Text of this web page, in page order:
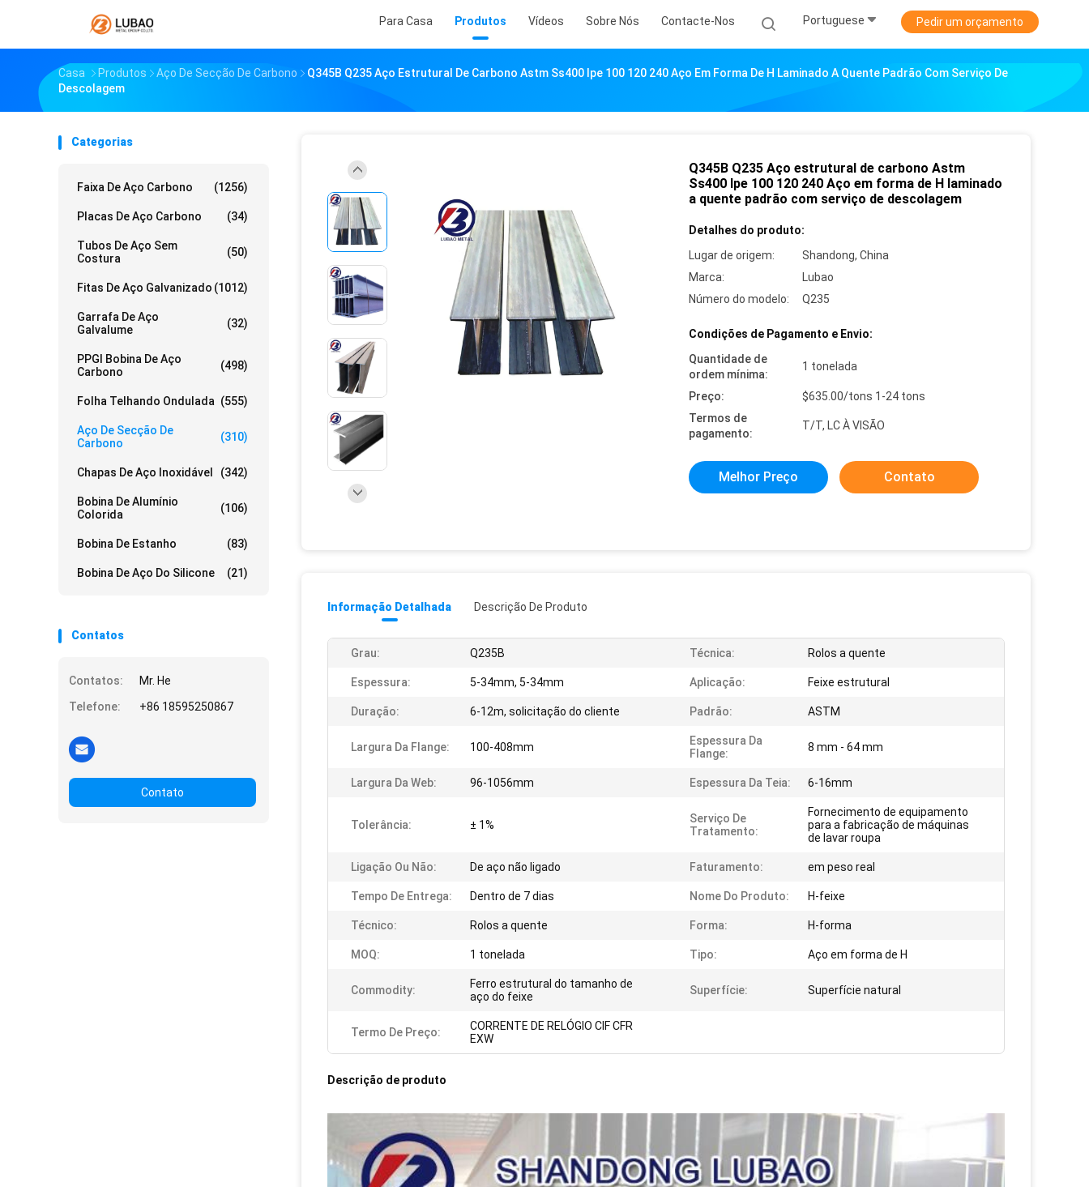
Para Casa Produtos Vídeos Sobre Nós Contacte-Nos Portuguese Pedir um orçamento
Casa Produtos Aço De Secção De Carbono
Q345B Q235 Aço Estrutural De Carbono Astm Ss400 Ipe 100 120 240 Aço Em Forma De H Laminado A Quente Padrão Com Serviço De
Descolagem
Categorias
Faixa De Aço Carbono (1256)
Placas De Aço Carbono (34)
Tubos De Aço Sem
Costura
(50)
Fitas De Aço Galvanizado (1012)
Garrafa De Aço
Galvalume
(32)
PPGI Bobina De Aço
Carbono
(498)
Folha Telhando Ondulada (555)
Aço De Secção De
Carbono
(310)
Chapas De Aço Inoxidável (342)
Bobina De Alumínio
Colorida
(106)
Bobina De Estanho (83)
Bobina De Aço Do Silicone (21)
Contatos
Contatos:
Mr. He
Telefone:
+86 18595250867
Contato
Q345B Q235 Aço estrutural de carbono Astm
Ss400 Ipe 100 120 240 Aço em forma de H laminado
a quente padrão com serviço de descolagem
Detalhes do produto:
Lugar de origem:
Shandong, China
Marca:
Lubao
Número do modelo:
Q235
Condições de Pagamento e Envio:
Quantidade de
ordem mínima:
1 tonelada
Preço:
$635.00/tons 1-24 tons
Termos de
pagamento:
T/T, LC À VISÃO
Melhor Preço Contato
Informação Detalhada Descrição De Produto
Grau: Q235B Técnica: Rolos a quente
Espessura: 5-34mm, 5-34mm Aplicação: Feixe estrutural
Duração: 6-12m, solicitação do cliente Padrão: ASTM
Largura Da Flange: 100-408mm
Espessura Da
Flange:
8 mm - 64 mm
Largura Da Web: 96-1056mm Espessura Da Teia: 6-16mm
Tolerância: ± 1%
Serviço De
Tratamento:
Fornecimento de equipamento
para a fabricação de máquinas
de lavar roupa
Ligação Ou Não: De aço não ligado Faturamento: em peso real
Tempo De Entrega: Dentro de 7 dias Nome Do Produto: H-feixe
Técnico: Rolos a quente Forma: H-forma
MOQ: 1 tonelada Tipo: Aço em forma de H
Commodity:
Ferro estrutural do tamanho de
aço do feixe
Superfície: Superfície natural
Termo De Preço:
CORRENTE DE RELÓGIO CIF CFR
EXW
Descrição de produto